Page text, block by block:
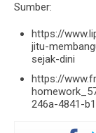
Sumber:
https://
jitu-
sejak-dini
https://
246a-4841-